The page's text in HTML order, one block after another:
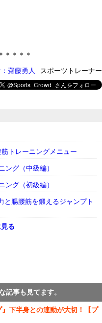
＊＊＊＊
齋藤勇人
スポーツトレーナー
トレーニングメニュー
ング（中級編）
ング（初級編）
と腸腰筋を鍛えるジャンプト
る
記事も見てます。
』下半身との連動が大切！【プ